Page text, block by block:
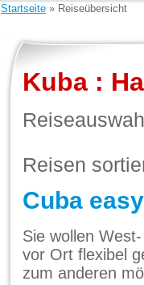
Startseite » Reiseübersicht
Kuba :
Reisen
Cuba
Sie wollen
vor Ort flexibel
zum anderen